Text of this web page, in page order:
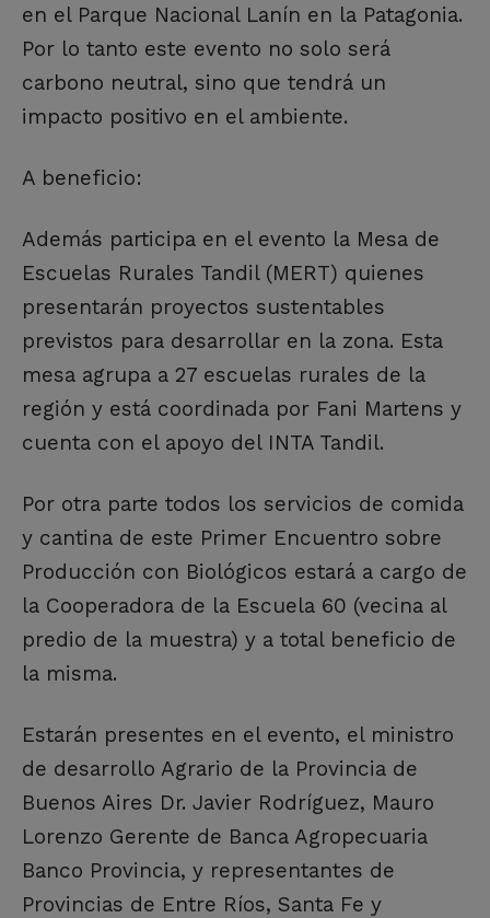
en el Parque Nacional Lanín en la Patagonia.
Por lo tanto este evento no solo será
carbono neutral, sino que tendrá un
impacto positivo en el ambiente.
A beneficio:
Además participa en el evento la Mesa de
Escuelas Rurales Tandil (MERT) quienes
presentarán proyectos sustentables
previstos para desarrollar en la zona. Esta
mesa agrupa a 27 escuelas rurales de la
región y está coordinada por Fani Martens y
cuenta con el apoyo del INTA Tandil.
Por otra parte todos los servicios de comida
y cantina de este Primer Encuentro sobre
Producción con Biológicos estará a cargo de
la Cooperadora de la Escuela 60 (vecina al
predio de la muestra) y a total beneficio de
la misma.
Estarán presentes en el evento, el ministro
de desarrollo Agrario de la Provincia de
Buenos Aires Dr. Javier Rodríguez, Mauro
Lorenzo Gerente de Banca Agropecuaria
Banco Provincia, y representantes de
Provincias de Entre Ríos, Santa Fe y